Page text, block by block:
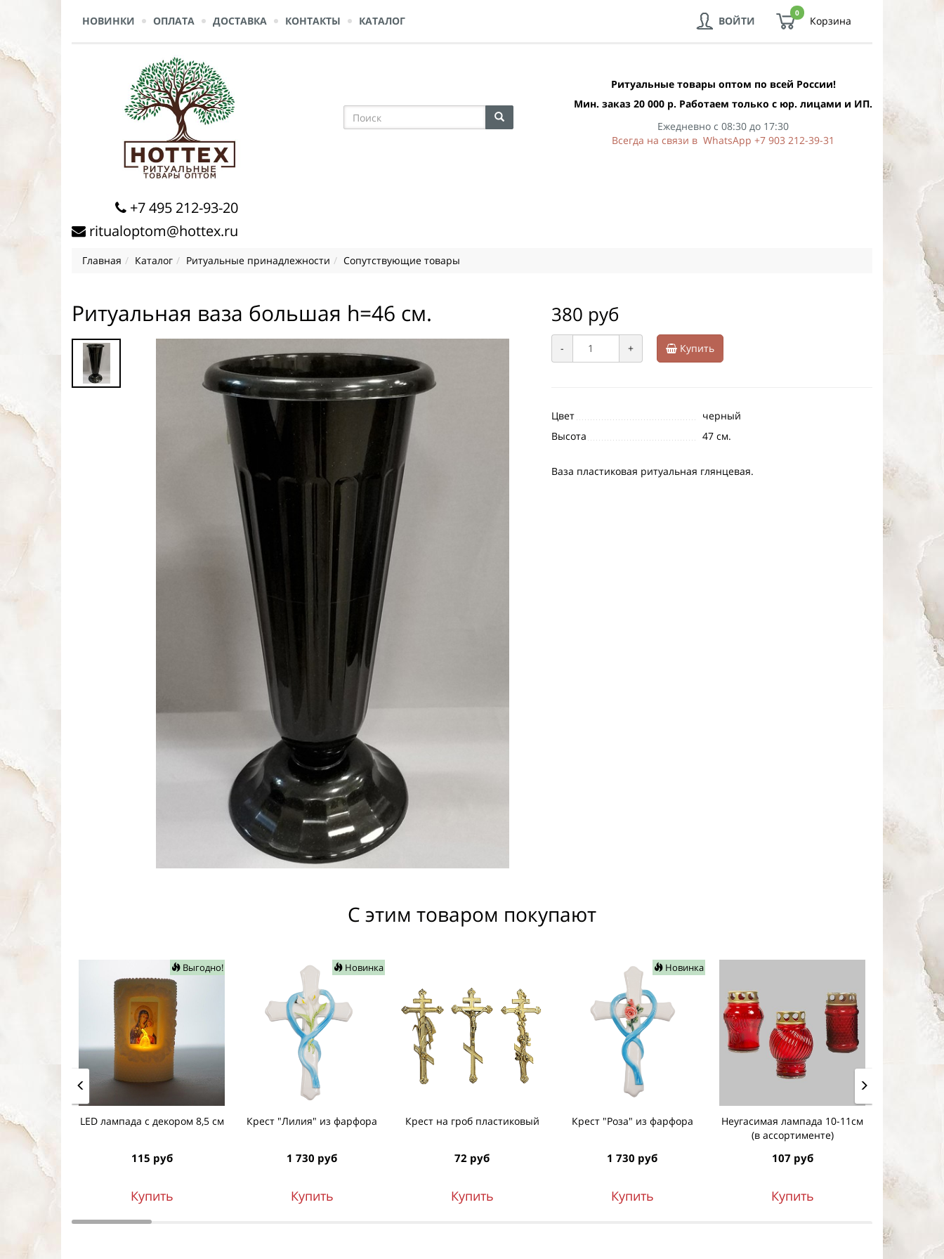
НОВИНКИ ОПЛАТА ДОСТАВКА КОНТАКТЫ КАТАЛОГ
0
Корзина
ВОЙТИ
Ритуальные товары оптом по всей России!
Мин. заказ 20 000 р. Работаем только с юр. лицами и ИП.
Ежедневно с 08:30 до 17:30
Всегда на связи в WhatsApp +7 903 212-39-31
+7 495 212-93-20
ritualoptom@hottex.ru
Главная Каталог Ритуальные принадлежности Сопутствующие товары
Ритуальная ваза большая h=46 см. 380 руб
- + Купить
Цвет
черный
Высота
47 см.
Ваза пластиковая ритуальная глянцевая.
С этим товаром покупают
Выгодно!
LED лампада с декором 8,5 см
115 руб
Купить
Новинка
Крест "Лилия" из фарфора
1 730 руб
Купить
Крест на гроб пластиковый
72 руб
Купить
Новинка
Крест "Роза" из фарфора
1 730 руб
Купить
Неугасимая лампада 10-11см
(в ассортименте)
107 руб
Купить